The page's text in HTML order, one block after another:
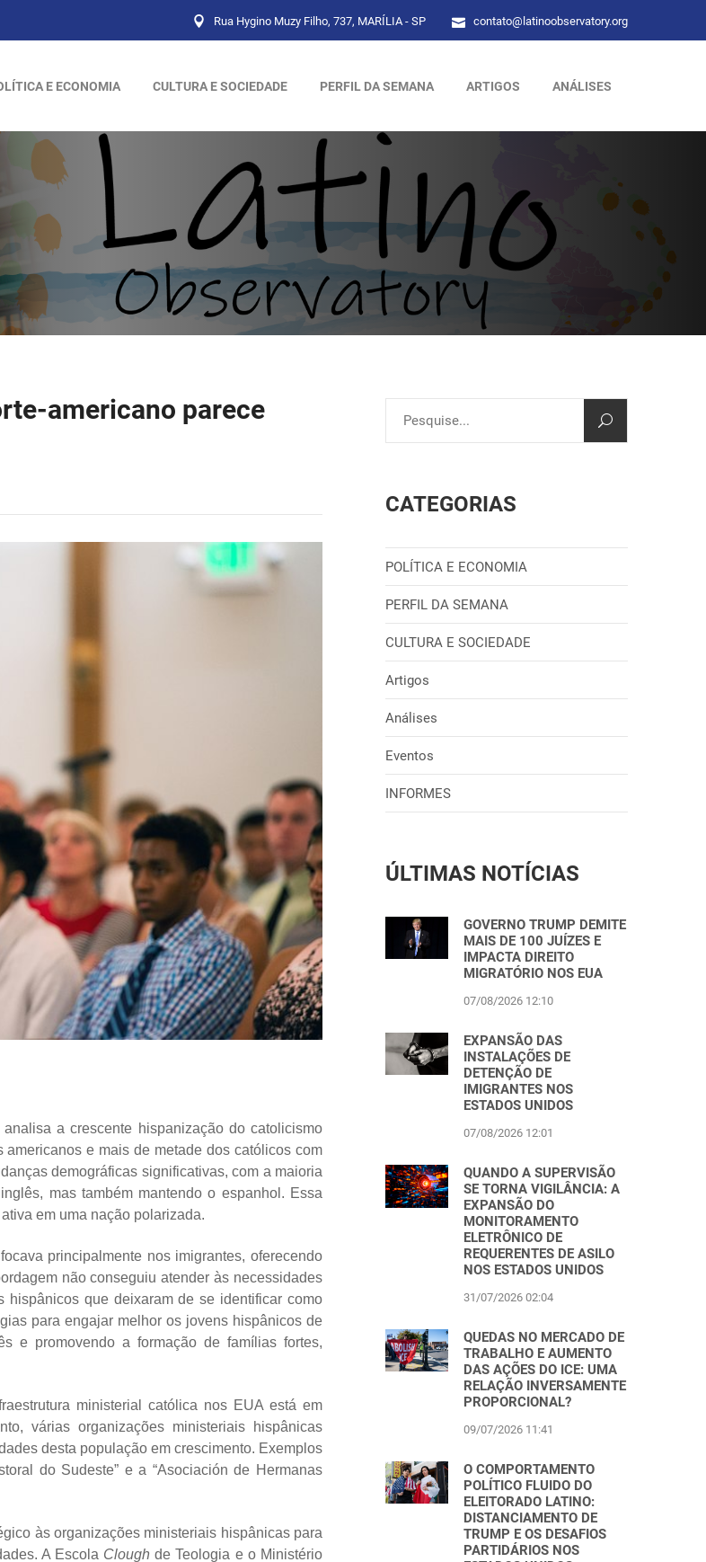
Rua Hygino Muzy Filho, 737, MARÍLIA - SP contato@latinoobservatory.org
E ECONOMIA CULTURA E SOCIEDADE PERFIL DA SEMANA ARTIGOS ANÁLISES
americano parece
a crescente hispanização do catolicismo
e mais de metade dos católicos com
demográficas significativas, com a maioria
mas também mantendo o espanhol. Essa
em uma nação polarizada.
principalmente nos imigrantes, oferecendo
não conseguiu atender às necessidades
que deixaram de se identificar como
para engajar melhor os jovens hispânicos de
e promovendo a formação de famílias fortes,
ministerial católica nos EUA está em
várias organizações ministeriais hispânicas
desta população em crescimento. Exemplos
do Sudeste” e a “Asociación de Hermanas
às organizações ministeriais hispânicas para
A Escola Clough de Teologia e o Ministério
CATEGORIAS
POLÍTICA E ECONOMIA
PERFIL DA SEMANA
CULTURA E SOCIEDADE
Artigos
Análises
Eventos
INFORMES
ÚLTIMAS NOTÍCIAS
GOVERNO TRUMP DEMITE
MAIS DE 100 JUÍZES E
IMPACTA DIREITO
MIGRATÓRIO NOS EUA
07/08/2026 12:10
EXPANSÃO DAS
INSTALAÇÕES DE
DETENÇÃO DE
IMIGRANTES NOS
ESTADOS UNIDOS
07/08/2026 12:01
QUANDO A SUPERVISÃO
SE TORNA VIGILÂNCIA: A
EXPANSÃO DO
MONITORAMENTO
ELETRÔNICO DE
REQUERENTES DE ASILO
NOS ESTADOS UNIDOS
31/07/2026 02:04
QUEDAS NO MERCADO DE
TRABALHO E AUMENTO
DAS AÇÕES DO ICE: UMA
RELAÇÃO INVERSAMENTE
PROPORCIONAL?
09/07/2026 11:41
O COMPORTAMENTO
POLÍTICO FLUIDO DO
ELEITORADO LATINO:
DISTANCIAMENTO DE
TRUMP E OS DESAFIOS
PARTIDÁRIOS NOS